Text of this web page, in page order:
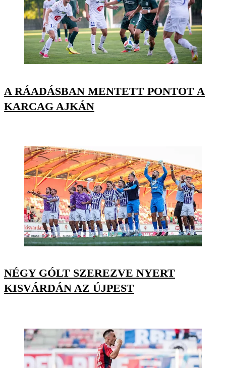
A RÁADÁSBAN MENTETT PONTOT A
KARCAG AJKÁN
NÉGY GÓLT SZEREZVE NYERT
KISVÁRDÁN AZ ÚJPEST